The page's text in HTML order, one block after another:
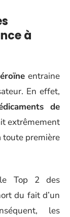
à
entraine
En effet,
de
extrêmement
toute première
le Top 2 des
du fait d’un
les